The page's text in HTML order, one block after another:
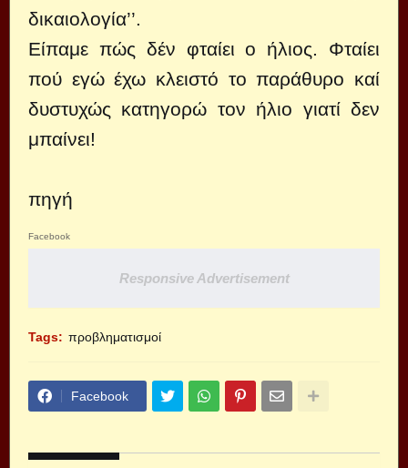
δικαιολογία’’.
Είπαμε πώς δέν φταίει ο ήλιος. Φταίει
πού εγώ έχω κλειστό το παράθυρο καί
δυστυχώς κατηγορώ τον ήλιο γιατί δεν
μπαίνει!
πηγή
Facebook
Responsive Advertisement
Tags: προβληματισμοί
Facebook